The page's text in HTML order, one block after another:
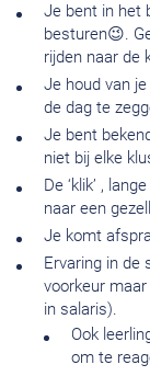
Je bent in het
besturen😉.
rijden naar de
Je houd van
de dag te
Je bent
niet bij elke
De ‘klik’ ,
naar een
Je komt
Ervaring in de
voorkeur
in salaris).
Ook
om te